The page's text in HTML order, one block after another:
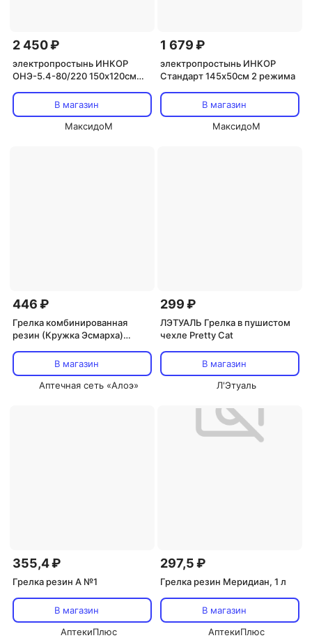
2 450 ₽
электропростынь ИНКОР
ОНЭ-5.4-80/220 150х120см
В магазин
МаксидоМ
1 679 ₽
электропростынь ИНКОР
Стандарт 145х50см 2 режима
В магазин
МаксидоМ
446 ₽
Грелка комбинированная
резин (Кружка Эсмарха)
В магазин
Аптечная сеть «Алоэ»
299 ₽
ЛЭТУАЛЬ Грелка в пушистом
чехле Pretty Cat
В магазин
Л'Этуаль
355,4 ₽
Грелка резин А №1
В магазин
АптекиПлюс
297,5 ₽
Грелка резин Меридиан, 1 л
В магазин
АптекиПлюс